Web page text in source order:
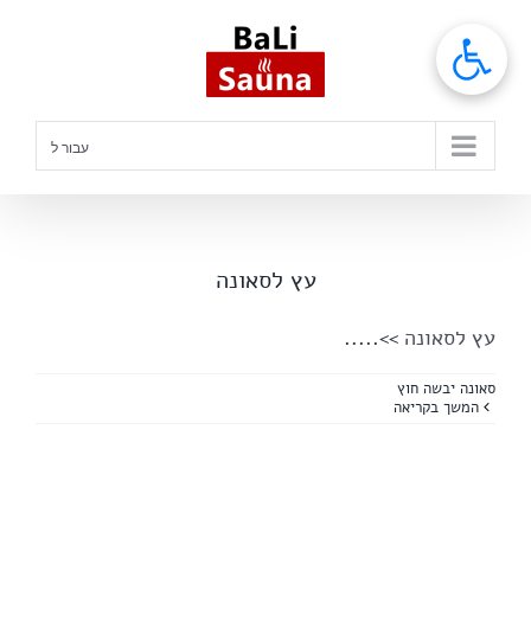
עבור ל
עץ לסאונה
עץ לסאונה >>.....
סאונה יבשה חוץ
המשך בקריאה